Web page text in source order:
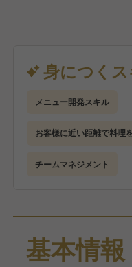
の場所に来てよかっ
・地域食材や旬の素
・コース料理やアラ
ニューの企画・提供
レーション改善
テーション
身につく
メニュー開発スキル
お客様に近い距離で料理
チームマネジメント
基本情報